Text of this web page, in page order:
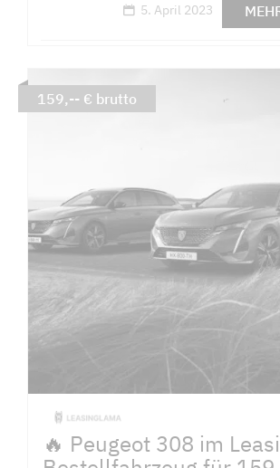
5. April 2023
🔥 Peugeot 308 im
159,-- € brutto